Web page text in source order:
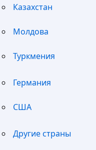
Казахстан
Молдова
Туркмения
Германия
США
Другие страны